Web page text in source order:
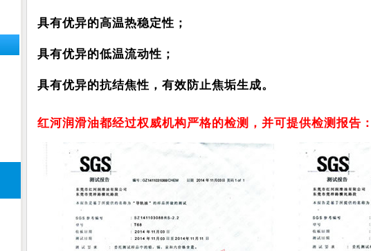
具有优异的高温热稳定性；
具有优异的低温流动性；
具有优异的抗结焦性，有效防止焦垢生成。
红河润滑油都经过权威机构严格的检测，并可提供检测报告